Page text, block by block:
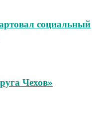
социальный
Чехов»